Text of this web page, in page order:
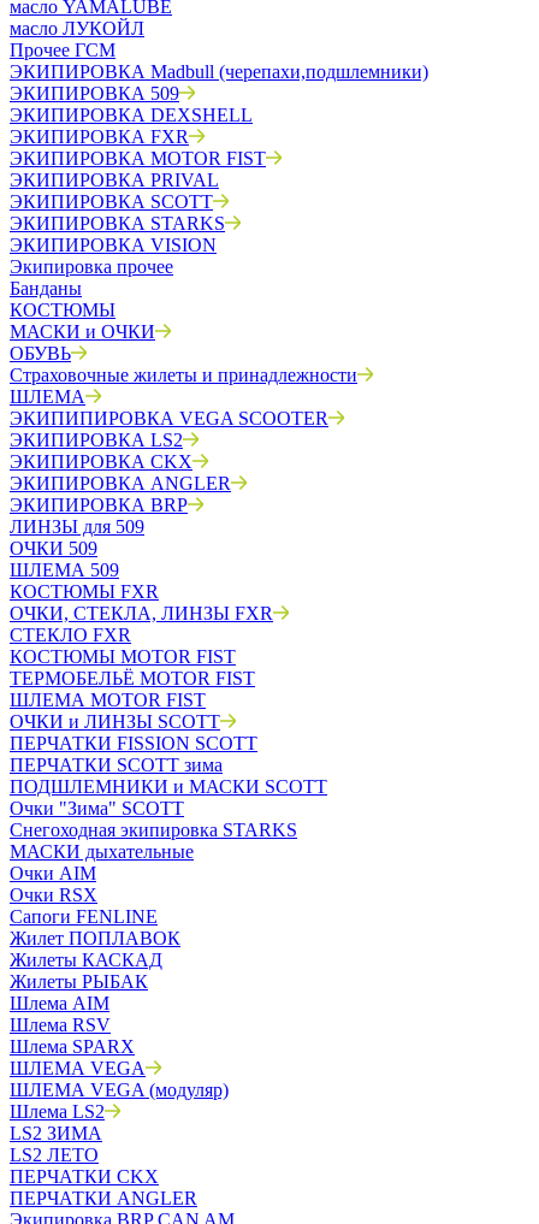
масло YAMALUBE
масло ЛУКОЙЛ
Прочее ГСМ
ЭКИПИРОВКА Madbull (черепахи,подшлемники)
ЭКИПИРОВКА 509
ЭКИПИРОВКА DEXSHELL
ЭКИПИРОВКА FXR
ЭКИПИРОВКА MOTOR FIST
ЭКИПИРОВКА PRIVAL
ЭКИПИРОВКА SCOTT
ЭКИПИРОВКА STARKS
ЭКИПИРОВКА VISION
Экипировка прочее
Банданы
КОСТЮМЫ
МАСКИ и ОЧКИ
ОБУВЬ
Страховочные жилеты и принадлежности
ШЛЕМА
ЭКИПИПИРОВКА VEGA SCOOTER
ЭКИПИРОВКА LS2
ЭКИПИРОВКА CKX
ЭКИПИРОВКА ANGLER
ЭКИПИРОВКА BRP
ЛИНЗЫ для 509
ОЧКИ 509
ШЛЕМА 509
КОСТЮМЫ FXR
ОЧКИ, СТЕКЛА, ЛИНЗЫ FXR
СТЕКЛО FXR
КОСТЮМЫ MOTOR FIST
ТЕРМОБЕЛЬЁ MOTOR FIST
ШЛЕМА MOTOR FIST
ОЧКИ и ЛИНЗЫ SCOTT
ПЕРЧАТКИ FISSION SCOTT
ПЕРЧАТКИ SCOTT зима
ПОДШЛЕМНИКИ и МАСКИ SCOTT
Очки "Зима" SCOTT
Снегоходная экипировка STARKS
МАСКИ дыхательные
Очки AIM
Очки RSX
Сапоги FENLINE
Жилет ПОПЛАВОК
Жилеты КАСКАД
Жилеты РЫБАК
Шлема AIM
Шлема RSV
Шлема SPARX
ШЛЕМА VEGA
ШЛЕМА VEGA (модуляр)
Шлема LS2
LS2 ЗИМА
LS2 ЛЕТО
ПЕРЧАТКИ CKX
ПЕРЧАТКИ ANGLER
Экипировка BRP CAN AM